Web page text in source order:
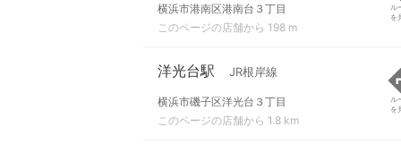
横浜市港南区港南台３丁目
このページの店舗から 198 m
ル
を
洋光台駅 JR根岸線
横浜市磯子区洋光台３丁目
このページの店舗から 1.8 km
ル
を